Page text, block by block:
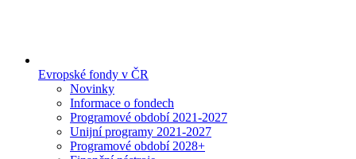
Evropské fondy v ČR
Novinky
Informace o fondech
Programové období 2021-2027
Unijní programy 2021-2027
Programové období 2028+